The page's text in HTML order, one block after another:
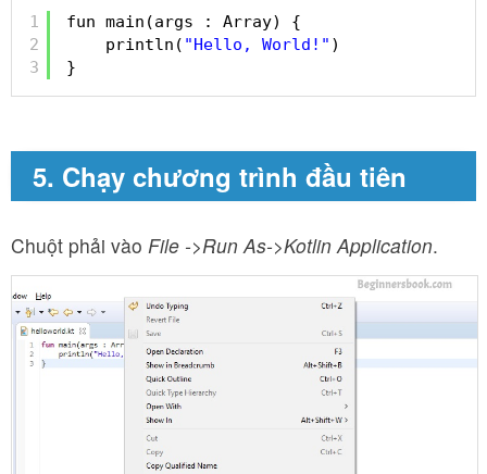
1
2
3
fun main(args : Array) {
println( "Hello, World!" )
}
5. Chạy chương trình đầu tiên
Chuột phải vào File ->Run As->Kotlin Application.